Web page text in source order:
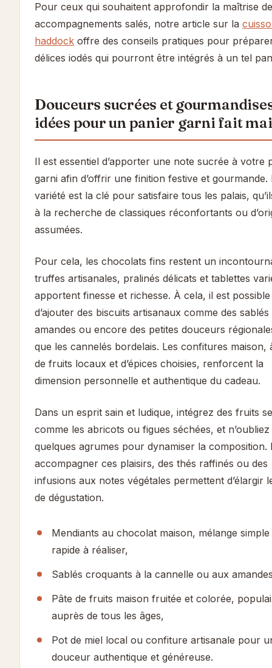
Pour ceux qui souhaitent approfondir la maîtrise
accompagnements salés, notre article sur la
haddock offre des conseils pratiques pour
délices iodés qui pourront être intégrés à un tel
Douceurs sucrées et
idées pour un panier garni fait
Il est essentiel d’apporter une note sucrée à votre
garni afin d’offrir une finition festive et gourmande.
variété est la clé pour satisfaire tous les palais,
à la recherche de classiques réconfortants ou
assumées.
Pour cela, les chocolats fins restent un
truffes artisanales, pralinés délicats et tablettes
apportent finesse et richesse. À cela, il est possible
d’ajouter des biscuits artisanaux comme des
amandes ou encore des petites douceurs
que les cannelés bordelais. Les confitures maison,
de fruits locaux et d’épices choisies, renforcent la
dimension personnelle et authentique du cadeau.
Dans un esprit sain et ludique, intégrez des fruits
comme les abricots ou figues séchées, et n’oubliez
quelques agrumes pour dynamiser la composition.
accompagner ces plaisirs, des thés raffinés ou des
infusions aux notes végétales permettent d’élargir
de dégustation.
Mendiants au chocolat maison, mélange simple
rapide à réaliser,
Sablés croquants à la cannelle ou aux
Pâte de fruits maison fruitée et colorée,
auprès de tous les âges,
Pot de miel local ou confiture artisanale pour
douceur authentique et généreuse.